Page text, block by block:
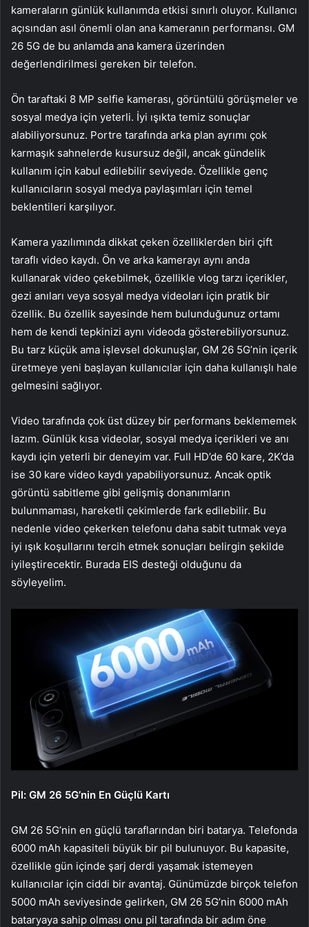
kameraların günlük kullanımda etkisi sınırlı oluyor. Kullanıcı
açısından asıl önemli olan ana kameranın performansı. GM
26 5G de bu anlamda ana kamera üzerinden
değerlendirilmesi gereken bir telefon.
Ön taraftaki 8 MP selfie kamerası, görüntülü görüşmeler ve
sosyal medya için yeterli. İyi ışıkta temiz sonuçlar
alabiliyorsunuz. Portre tarafında arka plan ayrımı çok
karmaşık sahnelerde kusursuz değil, ancak gündelik
kullanım için kabul edilebilir seviyede. Özellikle genç
kullanıcıların sosyal medya paylaşımları için temel
beklentileri karşılıyor.
Kamera yazılımında dikkat çeken özelliklerden biri çift
taraflı video kaydı. Ön ve arka kamerayı aynı anda
kullanarak video çekebilmek, özellikle vlog tarzı içerikler,
gezi anıları veya sosyal medya videoları için pratik bir
özellik. Bu özellik sayesinde hem bulunduğunuz ortamı
hem de kendi tepkinizi aynı videoda gösterebiliyorsunuz.
Bu tarz küçük ama işlevsel dokunuşlar, GM 26 5G’nin içerik
üretmeye yeni başlayan kullanıcılar için daha kullanışlı hale
gelmesini sağlıyor.
Video tarafında çok üst düzey bir performans beklememek
lazım. Günlük kısa videolar, sosyal medya içerikleri ve anı
kaydı için yeterli bir deneyim var. Full HD’de 60 kare, 2K’da
ise 30 kare video kaydı yapabiliyorsunuz. Ancak optik
görüntü sabitleme gibi gelişmiş donanımların
bulunmaması, hareketli çekimlerde fark edilebilir. Bu
nedenle video çekerken telefonu daha sabit tutmak veya
iyi ışık koşullarını tercih etmek sonuçları belirgin şekilde
iyileştirecektir. Burada EIS desteği olduğunu da
söyleyelim.
Pil: GM 26 5G’nin En Güçlü Kartı
GM 26 5G’nin en güçlü taraflarından biri batarya. Telefonda
6000 mAh kapasiteli büyük bir pil bulunuyor. Bu kapasite,
özellikle gün içinde şarj derdi yaşamak istemeyen
kullanıcılar için ciddi bir avantaj. Günümüzde birçok telefon
5000 mAh seviyesinde gelirken, GM 26 5G’nin 6000 mAh
bataryaya sahip olması onu pil tarafında bir adım öne